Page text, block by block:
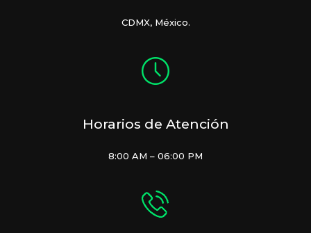
CDMX, México.
Horarios de Atención
8:00 AM – 06:00 PM